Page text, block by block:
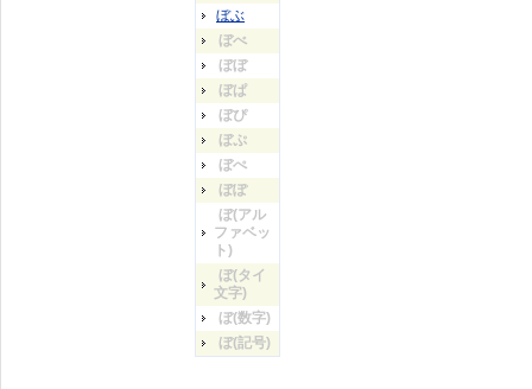
ぼぶ
ぼべ
ぼぼ
ぼぱ
ぼぴ
ぼぷ
ぼぺ
ぼぽ
ぼ(アル
ファベッ
ト)
ぼ(タイ
文字)
ぼ(数字)
ぼ(記号)